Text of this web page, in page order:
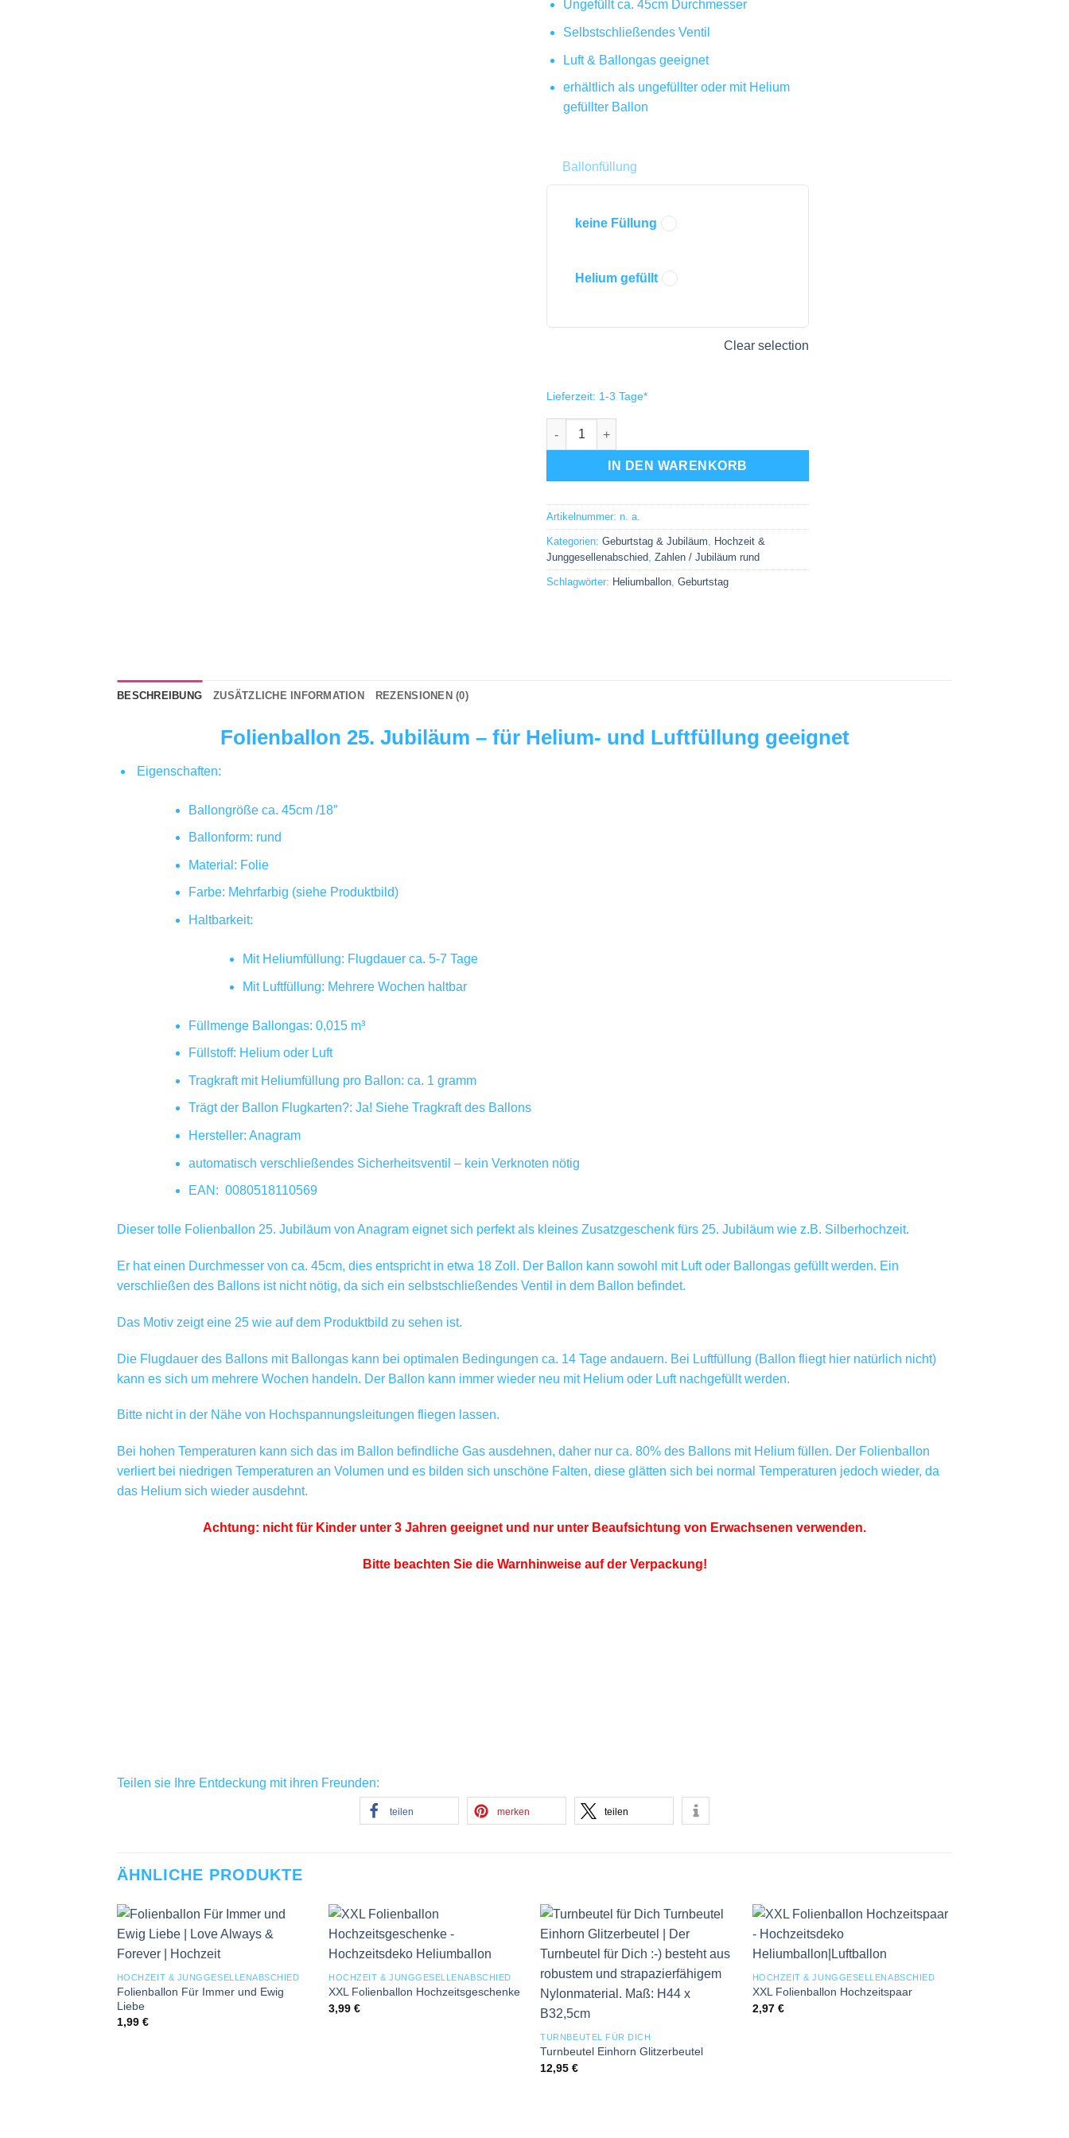
Ungefüllt ca. 45cm Durchmesser
Selbstschließendes Ventil
Luft & Ballongas geeignet
erhältlich als ungefüllter oder mit Helium
gefüllter Ballon
Ballonfüllung
keine Füllung
Helium gefüllt
Clear selection
Lieferzeit: 1-3 Tage*
Folienballon 25. Jubiläum Menge
IN DEN WARENKORB
Artikelnummer: n. a.
Kategorien: Geburtstag & Jubiläum, Hochzeit &
Junggesellenabschied, Zahlen / Jubiläum rund
Schlagwörter: Heliumballon, Geburtstag
BESCHREIBUNG ZUSÄTZLICHE INFORMATION REZENSIONEN (0)
Folienballon 25. Jubiläum – für Helium- und Luftfüllung geeignet
Eigenschaften:
Ballongröße ca. 45cm /18″
Ballonform: rund
Material: Folie
Farbe: Mehrfarbig (siehe Produktbild)
Haltbarkeit:
Mit Heliumfüllung: Flugdauer ca. 5-7 Tage
Mit Luftfüllung: Mehrere Wochen haltbar
Füllmenge Ballongas: 0,015 m³
Füllstoff: Helium oder Luft
Tragkraft mit Heliumfüllung pro Ballon: ca. 1 gramm
Trägt der Ballon Flugkarten?: Ja! Siehe Tragkraft des Ballons
Hersteller: Anagram
automatisch verschließendes Sicherheitsventil – kein Verknoten nötig
EAN: 0080518110569
Dieser tolle Folienballon 25. Jubiläum von Anagram eignet sich perfekt als kleines Zusatzgeschenk fürs 25. Jubiläum wie z.B. Silberhochzeit.
Er hat einen Durchmesser von ca. 45cm, dies entspricht in etwa 18 Zoll. Der Ballon kann sowohl mit Luft oder Ballongas gefüllt werden. Ein
verschließen des Ballons ist nicht nötig, da sich ein selbstschließendes Ventil in dem Ballon befindet.
Das Motiv zeigt eine 25 wie auf dem Produktbild zu sehen ist.
Die Flugdauer des Ballons mit Ballongas kann bei optimalen Bedingungen ca. 14 Tage andauern. Bei Luftfüllung (Ballon fliegt hier natürlich nicht)
kann es sich um mehrere Wochen handeln. Der Ballon kann immer wieder neu mit Helium oder Luft nachgefüllt werden.
Bitte nicht in der Nähe von Hochspannungsleitungen fliegen lassen.
Bei hohen Temperaturen kann sich das im Ballon befindliche Gas ausdehnen, daher nur ca. 80% des Ballons mit Helium füllen. Der Folienballon
verliert bei niedrigen Temperaturen an Volumen und es bilden sich unschöne Falten, diese glätten sich bei normal Temperaturen jedoch wieder, da
das Helium sich wieder ausdehnt.
Achtung: nicht für Kinder unter 3 Jahren geeignet und nur unter Beaufsichtung von Erwachsenen verwenden.
Bitte beachten Sie die Warnhinweise auf der Verpackung!
Teilen sie Ihre Entdeckung mit ihren Freunden:
teilen merken teilen
ÄHNLICHE PRODUKTE
HOCHZEIT & JUNGGESELLENABSCHIED
Folienballon Für Immer und Ewig
Liebe
1,99 €
wishlist
HOCHZEIT & JUNGGESELLENABSCHIED
XXL Folienballon Hochzeitsgeschenke
3,99€
Add to
wishlist
TURNBEUTEL FÜR DICH
Turnbeutel Einhorn Glitzerbeutel
12,95€
HOCHZEIT & JUNGGESELLENABSCHIED
XXL Folienballon Hochzeitspaar
2,97 €